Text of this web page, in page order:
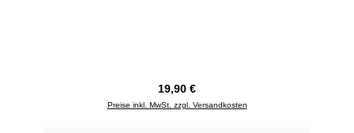
Regulärer Preis:
19,90 €
Preise inkl. MwSt. zzgl. Versandkosten